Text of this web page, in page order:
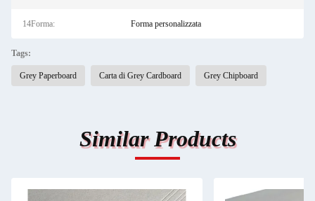
14Forma: Forma personalizzata
Tags:
Grey Paperboard Carta di Grey Cardboard Grey Chipboard
Similar Products